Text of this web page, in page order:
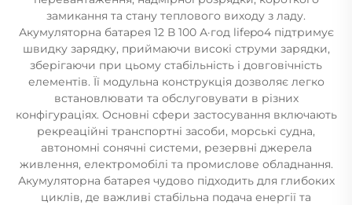
замикання та стану теплового виходу з ладу.
Акумуляторна батарея 12 В 100 А·год lifepo4 підтримує
швидку зарядку, приймаючи високі струми зарядки,
зберігаючи при цьому стабільність і довговічність
елементів. Її модульна конструкція дозволяє легко
встановлювати та обслуговувати в різних
конфігураціях. Основні сфери застосування включають
рекреаційні транспортні засоби, морські судна,
автономні сонячні системи, резервні джерела
живлення, електромобілі та промислове обладнання.
Акумуляторна батарея чудово підходить для глибоких
циклів, де важливі стабільна подача енергії та